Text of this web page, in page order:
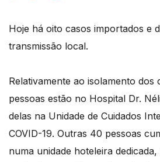
Hoje há oito casos importados e
transmissão local.
Relativamente ao isolamento dos
pessoas estão no Hospital Dr.
delas na Unidade de Cuidados
COVID-19. Outras 40 pessoas
numa unidade hoteleira